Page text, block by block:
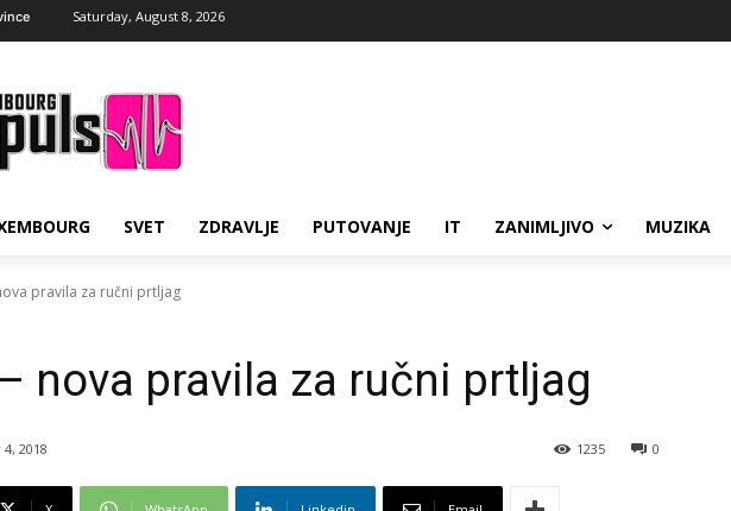
Saturday, August 8, 2026
SVET ZDRAVLJE PUTOVANJE IT ZANIMLJIVO MUZIKA
pravila za ručni prtljag
nova pravila za ručni prtljag
2018 0
1235